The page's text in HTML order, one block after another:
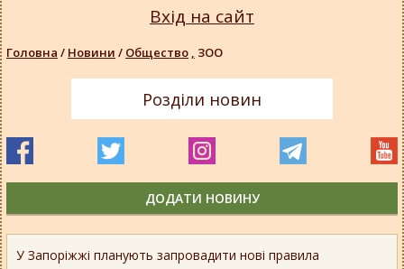
У Запоріжжі планують запровадити нові правила
Вхід на сайт
Головна / Новини / Общество , ЗОО
Розділи новин
ДОДАТИ НОВИНУ